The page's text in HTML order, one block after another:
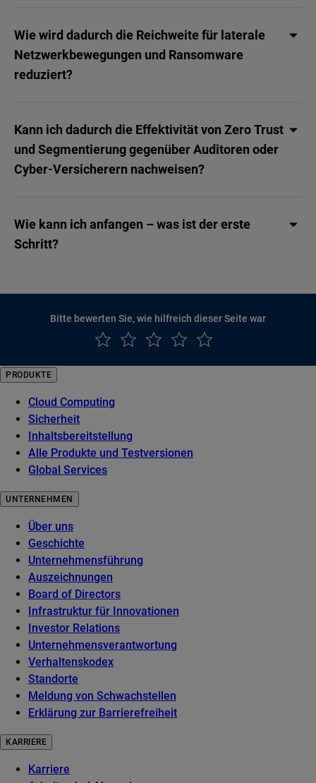
Wie wird dadurch die Reichweite für laterale
Netzwerkbewegungen und Ransomware
reduziert?
Kann ich dadurch die Effektivität von Zero Trust
und Segmentierung gegenüber Auditoren oder
Cyber-Versicherern nachweisen?
Wie kann ich anfangen – was ist der erste
Schritt?
Bitte bewerten Sie, wie hilfreich dieser Seite war
PRODUKTE
Cloud Computing
Sicherheit
Inhaltsbereitstellung
Alle Produkte und Testversionen
Global Services
UNTERNEHMEN
Über uns
Geschichte
Unternehmensführung
Auszeichnungen
Board of Directors
Infrastruktur für Innovationen
Investor Relations
Unternehmensverantwortung
Verhaltenskodex
Standorte
Meldung von Schwachstellen
Erklärung zur Barrierefreiheit
KARRIERE
Karriere